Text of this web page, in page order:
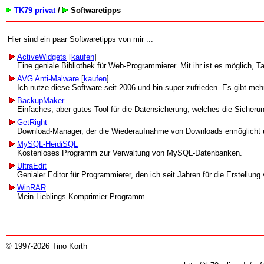
TK79 privat/ Softwaretipps
Hier sind ein paar Softwaretipps von mir ...
ActiveWidgets [kaufen]
Eine geniale Bibliothek für Web-Programmierer. Mit ihr ist es möglich,
AVG Anti-Malware [kaufen]
Ich nutze diese Software seit 2006 und bin super zufrieden. Es gibt
BackupMaker
Einfaches, aber gutes Tool für die Datensicherung, welches die
GetRight
Download-Manager, der die Wiederaufnahme von Downloads
MySQL-HeidiSQL
Kostenloses Programm zur Verwaltung von MySQL-Datenbanken.
UltraEdit
Genialer Editor für Programmierer, den ich seit Jahren für die
WinRAR
Mein Lieblings-Komprimier-Programm ...
© 1997-2026 Tino Korth